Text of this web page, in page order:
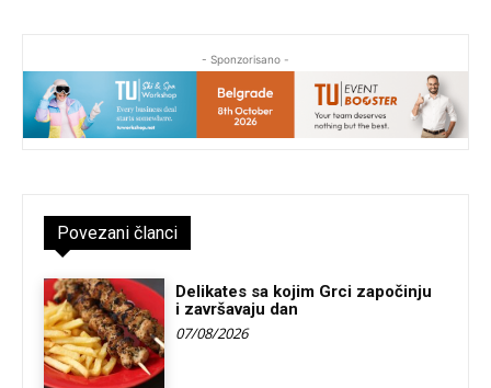
- Sponzorisano -
Povezani članci
Delikates sa kojim Grci započinju
i završavaju dan
07/08/2026